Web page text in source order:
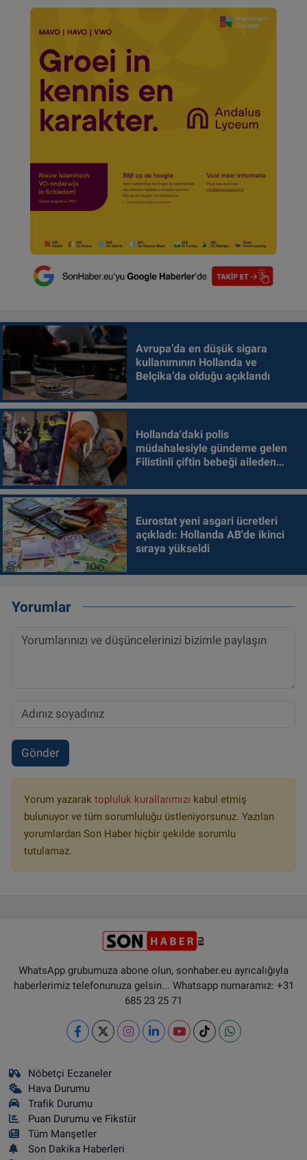
Avrupa’da en düşük sigara
kullanımının Hollanda ve
Belçika’da olduğu açıklandı
Hollanda'daki polis
müdahalesiyle gündeme gelen
Filistinli çiftin bebeği aileden
Eurostat yeni asgari ücretleri
açıkladı: Hollanda AB'de ikinci
sıraya yükseldi
Yorumlar
Gönder
Yorum yazarak topluluk kurallarımızı kabul etmiş
bulunuyor ve tüm sorumluluğu üstleniyorsunuz. Yazılan
yorumlardan Son Haber hiçbir şekilde sorumlu
tutulamaz.
WhatsApp grubumuza abone olun, sonhaber.eu ayrıcalığıyla
haberlerimiz telefonunuza gelsin... Whatsapp numaramız: +31
685 23 25 71
Nöbetçi Eczaneler
Hava Durumu
Trafik Durumu
Puan Durumu ve Fikstür
Tüm Manşetler
Son Dakika Haberleri